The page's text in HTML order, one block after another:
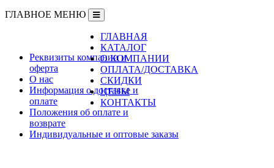
ГЛАВНОЕ МЕНЮ
ГЛАВНАЯ
КАТАЛОГ
О КОМПАНИИ
ОПЛАТА/ДОСТАВКА
СКИДКИ
ЦЕНЫ
КОНТАКТЫ
Реквизиты компании и
оферта
О нас
Информация о доставке и
оплате
Положения об оплате и
возврате
Индивидуальные и оптовые заказы